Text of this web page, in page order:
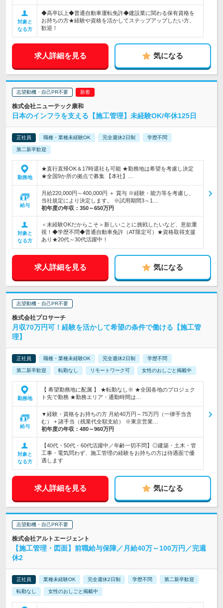
対象と
なる方
◆高卒以上◆普通自動車運転免許◆建設業に関わる保有資格を
お持ちの方★経験や資格を活かしてステップアップしたい方、
歓迎！
求人詳細を見る 気になる
志望動機・自己PR不要
株式会社ニューテック康和
日本のインフラを支える【施工管理】未経験OK/年休125日
正社員 職種・業種未経験OK 完全週休2日制 学歴不問
第二新卒歓迎
勤務地
★直行直帰OK＆17時退社も可能 ★勤務地は希望を考慮し決定
★全国9か所の拠点で募集 【本社】…
給与
月給220,000円～400,000円 ＋ 賞与 ※経験・能力等を考慮し、
当社規定により決定します。 ※試用期間3～1…
初年度の年収： 350～650万円
対象と
なる方
＜未経験OKだからこそ＞新しいことに挑戦したいなど、意欲重
視！◆学歴不問◆普通自動車免許（AT限定可）★資格取得支援
あり★20代～30代活躍中！
求人詳細を見る 気になる
志望動機・自己PR不要
株式会社プロサーチ
月収70万円可！経験を活かして希望の条件で働ける【施工管
理】
正社員 職種・業種未経験OK 完全週休2日制 学歴不問
第二新卒歓迎 転勤なし リモートワーク可 女性のおしごと掲載中
勤務地
【 希望勤務地に配属 】 ★転勤なし※ ★全国各地のプロジェク
ト先で勤務 ★勤務エリア・通勤時間は…
給与
▼経験・資格をお持ちの方 月給40万円～75万円（一律手当含
む） + 諸手当（残業代全額支給） ※東京営業…
初年度の年収： 480～960万円
対象と
なる方
【40代・50代・60代活躍中／年齢一切不問】◎建築・土木・管
工事・電気問わず、施工管理の経験をお持ちの方は待遇面で優
遇します
求人詳細を見る 気になる
志望動機・自己PR不要
株式会社アルトエージェント
【施工管理・図面】前職給与保障／月給40万～100万円／完週
休2
正社員 業種未経験OK 完全週休2日制 学歴不問 第二新卒歓迎
転勤なし 女性のおしごと掲載中